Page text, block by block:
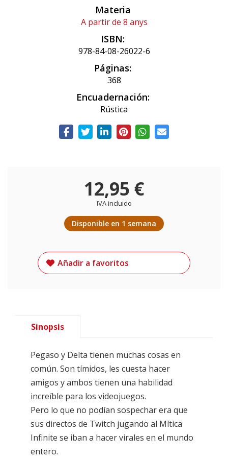
Materia
A partir de 8 anys
ISBN:
978-84-08-26022-6
Páginas:
368
Encuadernación:
Rústica
12,95 €
IVA incluido
Disponible en 1 semana
Añadir a favoritos
Sinopsis
Pegaso y Delta tienen muchas cosas en
común. Son tímidos, les cuesta hacer
amigos y ambos tienen una habilidad
increíble para los videojuegos.
Pero lo que no podían sospechar era que
sus directos de Twitch jugando al Mítica
Infinite se iban a hacer virales en el mundo
entero.